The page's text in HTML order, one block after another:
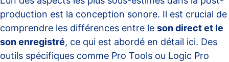
production est la conception sonore. Il est crucial de
comprendre les différences entre le son direct et le
son enregistré, ce qui est abordé en détail ici. Des
outils spécifiques comme Pro Tools ou Logic Pro